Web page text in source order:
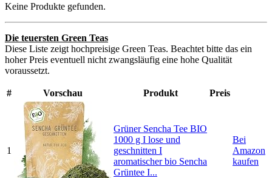
Keine Produkte gefunden.
Die teuersten Green Teas
Diese Liste zeigt hochpreisige Green Teas. Beachtet bitte das ein
hoher Preis eventuell nicht zwangsläufig eine hohe Qualität
voraussetzt.
# Vorschau Produkt Preis
1
Grüner Sencha Tee BIO
1000 g I lose und
geschnitten I
aromatischer bio Sencha
Grüntee I...
Bei
Amazon
kaufen